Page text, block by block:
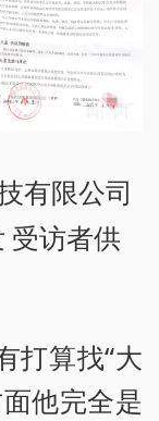
有限公司
受访者供
打算找“大
他完全是